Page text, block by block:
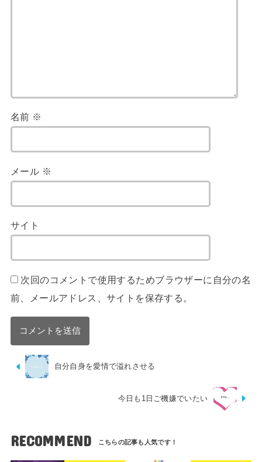
名前 ※
メール ※
サイト
次回のコメントで使用するためブラウザーに自分の名
前、メールアドレス、サイトを保存する。
自分自身を愛情で溢れさせる
今日も1日ご機嫌でいたい
RECOMMEND